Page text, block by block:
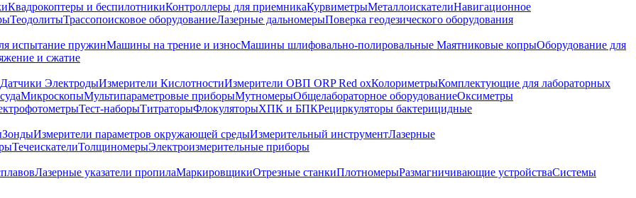
Квадрокоптеры и беспилотникиКонтроллеры для приемникаКурвиметрыМеталлоискателиНавигационное
ТеодолитыТрассопоисковое оборудованиеЛазерные дальномерыПоверка геодезического оборудования
испытание пружинМашины на трение и износМашины шлифовально-полировальные Маятниковые копрыОборудование для
и сжатие
Датчики ЭлектродыИзмерители КислотностиИзмерители ОВП ORP Red oxКолориметрыКомплектующие для лабораторных
МикроскопыМультипараметровые приборыМутномерыОбщелабораторное оборудованиеОксиметры
Тест-наборыТитраторыФлокуляторыХПК и БПКРециркуляторы бактерицидные
ЗондыИзмерители параметров окружающей средыИзмерительный инструментЛазерные
ТечеискателиТолщиномерыЭлектроизмерительные приборы
Лазерные указатели пропилаМаркировщикиОтрезные станкиПлотномерыРазмагничивающие устройстваСистемы